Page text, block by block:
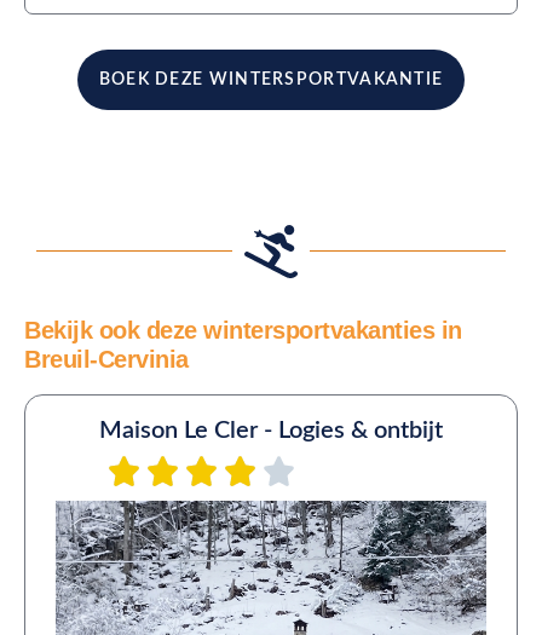
BOEK DEZE WINTERSPORTVAKANTIE
Bekijk ook deze wintersportvakanties in
Breuil-Cervinia
Maison Le Cler - Logies & ontbijt